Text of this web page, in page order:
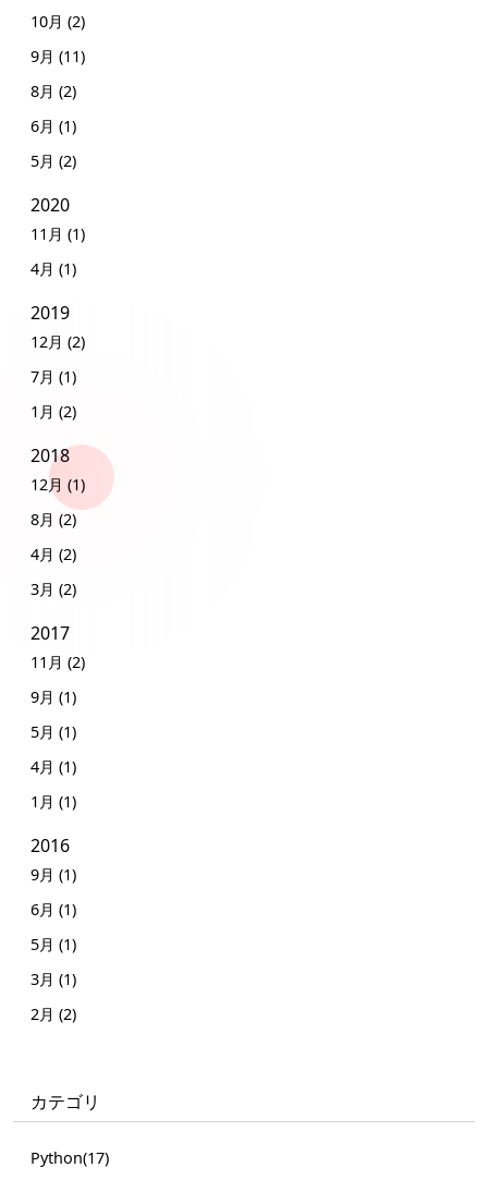
10月 (2)
9月 (11)
8月 (2)
6月 (1)
5月 (2)
2020
11月 (1)
4月 (1)
2019
12月 (2)
7月 (1)
1月 (2)
2018
12月 (1)
8月 (2)
4月 (2)
3月 (2)
2017
11月 (2)
9月 (1)
5月 (1)
4月 (1)
1月 (1)
2016
9月 (1)
6月 (1)
5月 (1)
3月 (1)
2月 (2)
カテゴリ
Python(17)